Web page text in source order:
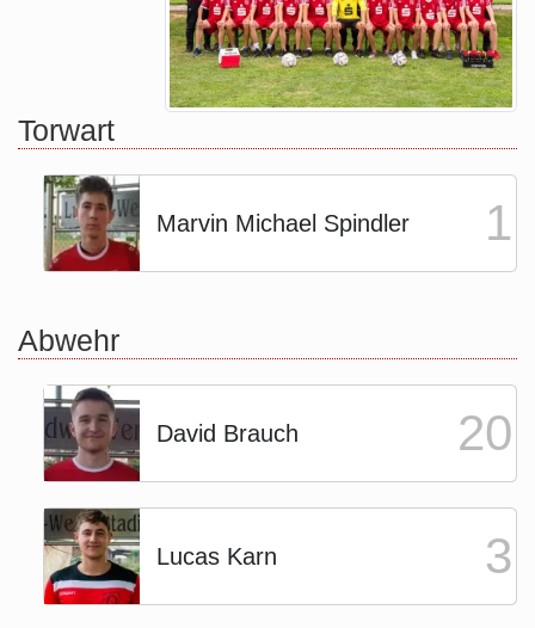
Torwart
Marvin Michael Spindler 1
Abwehr
David Brauch 20
Lucas Karn 3